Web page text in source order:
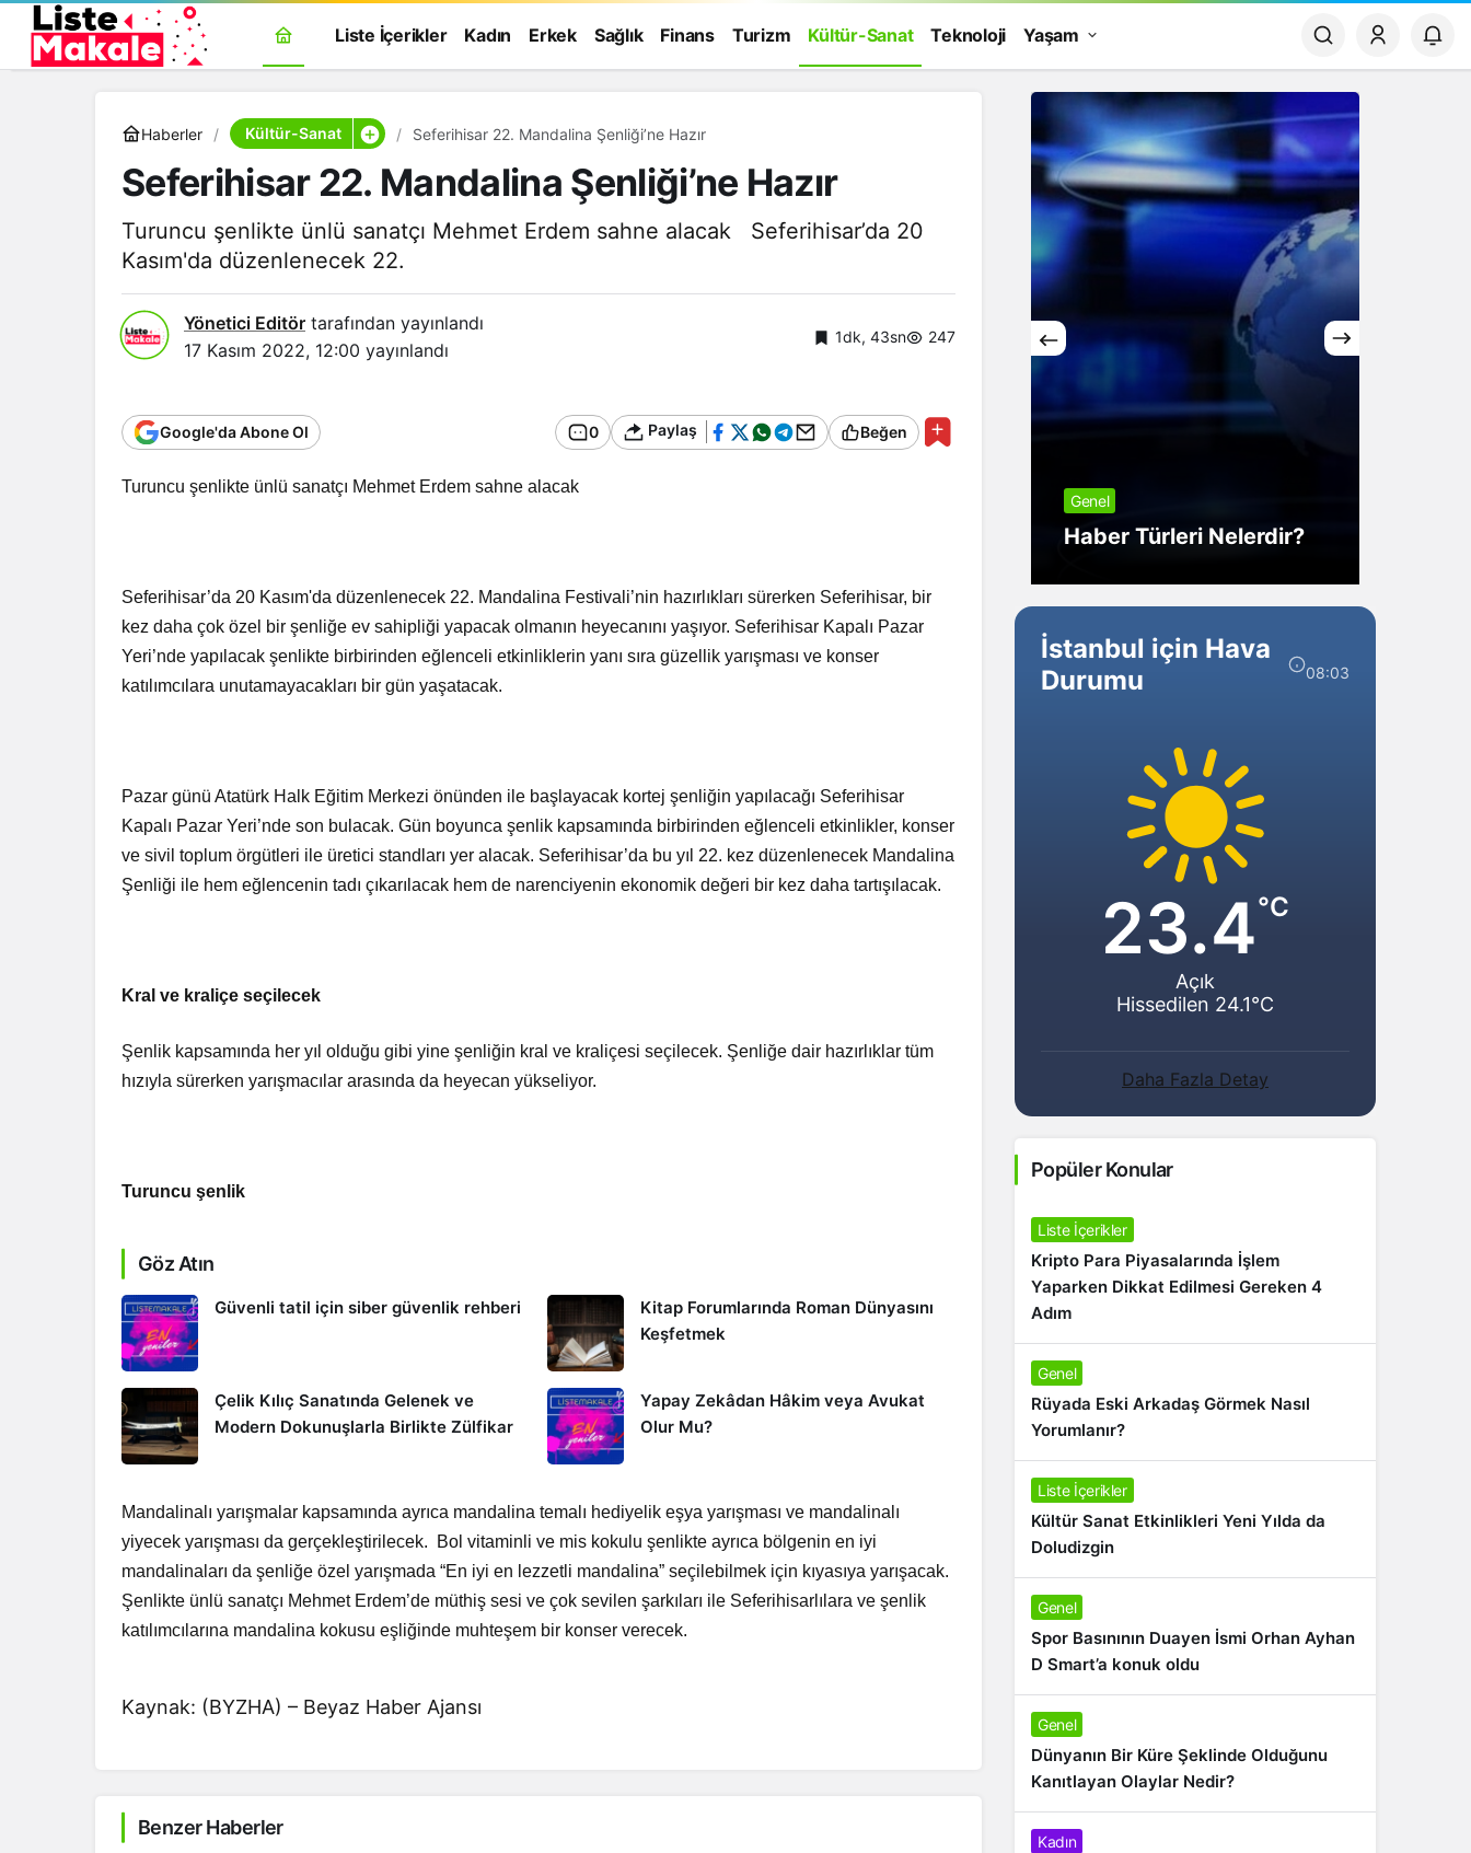
Liste İçerikler Kadın Erkek Sağlık Finans Turizm Kültür-Sanat Teknoloji Yaşam
Haberler Kültür-Sanat Seferihisar 22. Mandalina Şenliği’ne Hazır
Seferihisar 22. Mandalina Şenliği’ne Hazır
Turuncu şenlikte ünlü sanatçı Mehmet Erdem sahne alacak Seferihisar’da 20
Kasım'da düzenlenecek 22.
Yönetici Editör tarafından yayınlandı
17 Kasım 2022, 12:00 yayınlandı
1dk, 43sn 247
Google'da Abone Ol 0 Paylaş Beğen
Turuncu şenlikte ünlü sanatçı Mehmet Erdem sahne alacak
Seferihisar’da 20 Kasım'da düzenlenecek 22. Mandalina Festivali’nin hazırlıkları sürerken Seferihisar, bir
kez daha çok özel bir şenliğe ev sahipliği yapacak olmanın heyecanını yaşıyor. Seferihisar Kapalı Pazar
Yeri’nde yapılacak şenlikte birbirinden eğlenceli etkinliklerin yanı sıra güzellik yarışması ve konser
katılımcılara unutamayacakları bir gün yaşatacak.
Pazar günü Atatürk Halk Eğitim Merkezi önünden ile başlayacak kortej şenliğin yapılacağı Seferihisar
Kapalı Pazar Yeri’nde son bulacak. Gün boyunca şenlik kapsamında birbirinden eğlenceli etkinlikler, konser
ve sivil toplum örgütleri ile üretici standları yer alacak. Seferihisar’da bu yıl 22. kez düzenlenecek Mandalina
Şenliği ile hem eğlencenin tadı çıkarılacak hem de narenciyenin ekonomik değeri bir kez daha tartışılacak.
Kral ve kraliçe seçilecek
Şenlik kapsamında her yıl olduğu gibi yine şenliğin kral ve kraliçesi seçilecek. Şenliğe dair hazırlıklar tüm
hızıyla sürerken yarışmacılar arasında da heyecan yükseliyor.
Turuncu şenlik
Göz Atın
Güvenli tatil için siber güvenlik rehberi
Kitap Forumlarında Roman Dünyasını
Keşfetmek
Çelik Kılıç Sanatında Gelenek ve
Modern Dokunuşlarla Birlikte Zülfikar
Yapay Zekâdan Hâkim veya Avukat
Olur Mu?
Mandalinalı yarışmalar kapsamında ayrıca mandalina temalı hediyelik eşya yarışması ve mandalinalı
yiyecek yarışması da gerçekleştirilecek. Bol vitaminli ve mis kokulu şenlikte ayrıca bölgenin en iyi
mandalinaları da şenliğe özel yarışmada “En iyi en lezzetli mandalina” seçilebilmek için kıyasıya yarışacak.
Şenlikte ünlü sanatçı Mehmet Erdem’de müthiş sesi ve çok sevilen şarkıları ile Seferihisarlılara ve şenlik
katılımcılarına mandalina kokusu eşliğinde muhteşem bir konser verecek.
Kaynak: (BYZHA) – Beyaz Haber Ajansı
Benzer Haberler
Genel
Haber Türleri Nelerdir?
İstanbul için Hava
Durumu
08:03
23.4°C
Açık
Hissedilen 24.1°C
Daha Fazla Detay
Popüler Konular
Liste İçerikler
Kripto Para Piyasalarında İşlem
Yaparken Dikkat Edilmesi Gereken 4
Adım
Genel
Rüyada Eski Arkadaş Görmek Nasıl
Yorumlanır?
Liste İçerikler
Kültür Sanat Etkinlikleri Yeni Yılda da
Doludizgin
Genel
Spor Basınının Duayen İsmi Orhan Ayhan
D Smart’a konuk oldu
Genel
Dünyanın Bir Küre Şeklinde Olduğunu
Kanıtlayan Olaylar Nedir?
Kadın